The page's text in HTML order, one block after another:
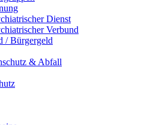
Dienst
Verbund
/ Bürgergeld
& Abfall